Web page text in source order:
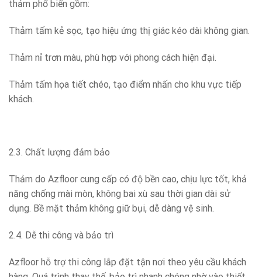
thảm phổ biến gồm:
Thảm tấm kẻ sọc, tạo hiệu ứng thị giác kéo dài không gian.
Thảm nỉ trơn màu, phù hợp với phong cách hiện đại.
Thảm tấm họa tiết chéo, tạo điểm nhấn cho khu vực tiếp
khách.
2.3. Chất lượng đảm bảo
Thảm do Azfloor cung cấp có độ bền cao, chịu lực tốt, khả
năng chống mài mòn, không bai xù sau thời gian dài sử
dụng. Bề mặt thảm không giữ bụi, dễ dàng vệ sinh.
2.4. Dễ thi công và bảo trì
Azfloor hỗ trợ thi công lắp đặt tận nơi theo yêu cầu khách